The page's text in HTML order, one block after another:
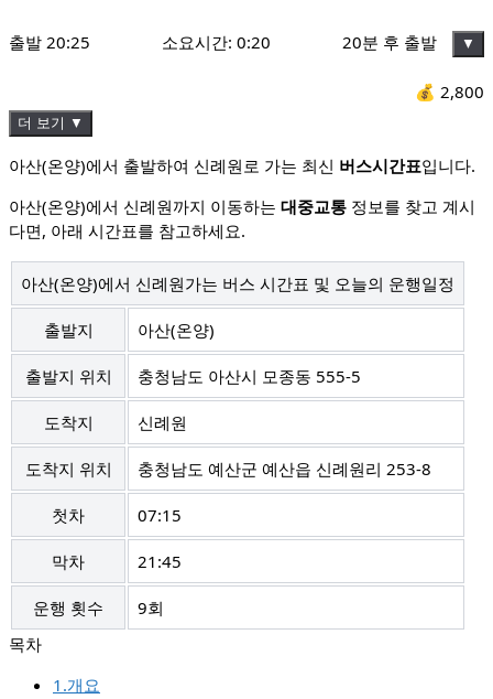
출발 20:25 소요시간: 0:20 20분 후 출발 ▼
💰 2,800
더 보기 ▼
아산(온양)에서 출발하여 신례원로 가는 최신 버스시간표입니다.
아산(온양)에서 신례원까지 이동하는 대중교통 정보를 찾고 계시
다면, 아래 시간표를 참고하세요.
아산(온양)에서 신례원가는 버스 시간표 및 오늘의 운행일정
출발지 아산(온양)
출발지 위치 충청남도 아산시 모종동 555-5
도착지 신례원
도착지 위치 충청남도 예산군 예산읍 신례원리 253-8
첫차 07:15
막차 21:45
운행 횟수 9회
1.개요